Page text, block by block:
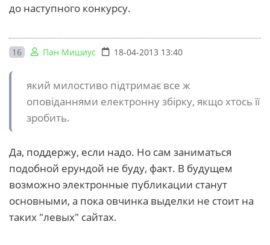
до наступного конкурсу.
16 Пан Мишиус 18-04-2013 13:40
який милостиво підтримає все ж
оповіданнями електронну збірку, якщо хтось її
зробить.
Да, поддержу, если надо. Но сам заниматься
подобной ерундой не буду, факт. В будущем
возможно электронные публикации станут
основными, а пока овчинка выделки не стоит на
таких "левых" сайтах.